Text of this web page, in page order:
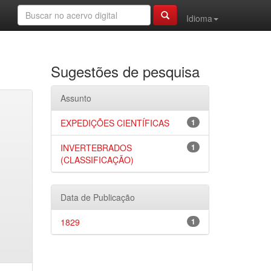
Idioma
Sugestões de pesquisa
Assunto
1
EXPEDIÇÕES CIENTÍFICAS
1
INVERTEBRADOS
(CLASSIFICAÇÃO)
Data de Publicação
1
1829